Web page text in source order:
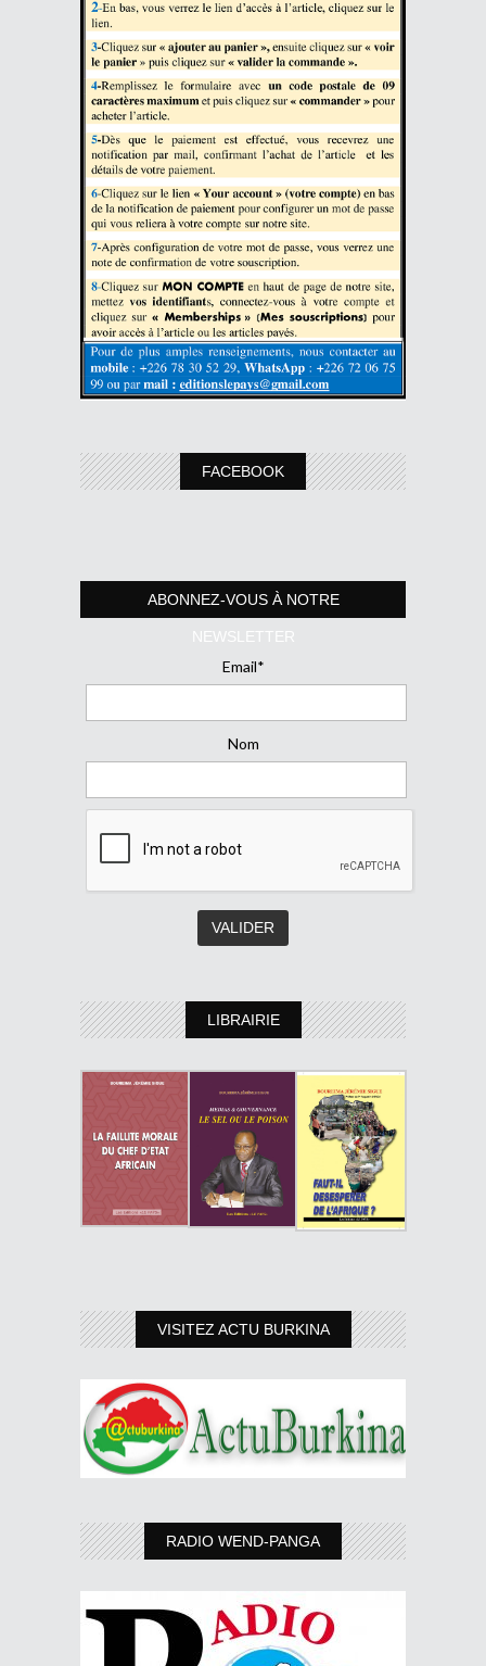
FACEBOOK
ABONNEZ-VOUS À NOTRE
NEWSLETTER
Email*
Nom
LIBRAIRIE
VISITEZ ACTU BURKINA
RADIO WEND-PANGA